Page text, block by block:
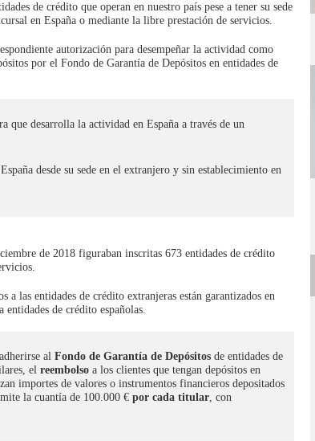
de crédito que operan en nuestro país pese a tener su sede
en España o mediante la libre prestación de servicios.
autorización para desempeñar la actividad como
por el Fondo de Garantía de Depósitos en entidades de
que desarrolla la actividad en España a través de un
desde su sede en el extranjero y sin establecimiento en
de 2018 figuraban inscritas 673 entidades de crédito
a las entidades de crédito extranjeras están garantizados en
de crédito españolas.
al Fondo de Garantía de Depósitos de entidades de
el reembolso a los clientes que tengan depósitos en
importes de valores o instrumentos financieros depositados
la cuantía de 100.000 € por cada titular, con